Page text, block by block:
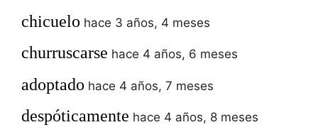
chicuelo hace 3 años, 4 meses
churruscarse hace 4 años, 6 meses
adoptado hace 4 años, 7 meses
despóticamente hace 4 años, 8 meses